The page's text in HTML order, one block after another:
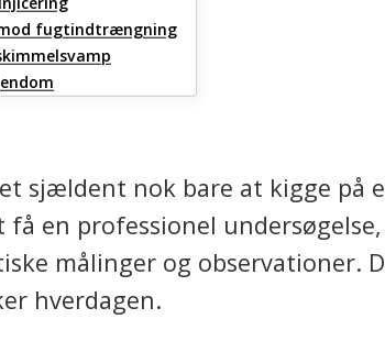
fugtindtrængning
test for
sjældent nok bare at kigge
en professionel
målinger og
hverdagen.